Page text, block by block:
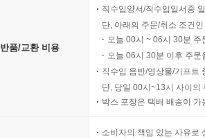
반품/교환 비용
직수입양서/직수입일서중
단, 아래의 주문/취소 조건
오늘 00시 ~ 06시 30분
오늘 06시 30분 이후 주
직수입 음반/영상물/기프트
단, 당일 00시~13시 사이의
박스 포장은 택배 배송이
소비자의 책임 있는 사유로